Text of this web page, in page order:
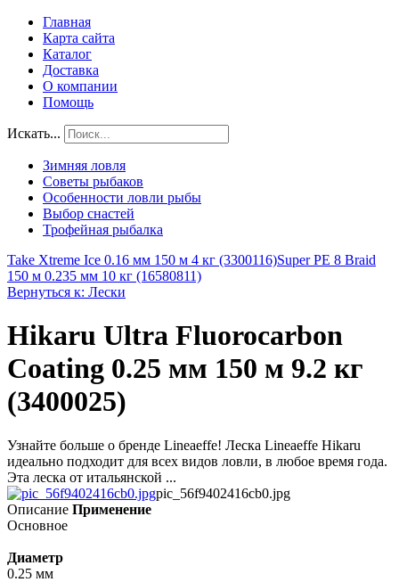
Главная
Карта сайта
Каталог
Доставка
О компании
Помощь
Искать...
Зимняя ловля
Советы рыбаков
Особенности ловли рыбы
Выбор снастей
Трофейная рыбалка
Take Xtreme Ice 0.16 мм 150 м 4 кг (3300116)Super PE 8 Braid
150 м 0.235 мм 10 кг (16580811)
Вернуться к: Лески
Hikaru Ultra Fluorocarbon
Coating 0.25 мм 150 м 9.2 кг
(3400025)
Узнайте больше о бренде Lineaeffe! Леска Lineaeffe Hikaru
идеально подходит для всех видов ловли, в любое время года.
Эта леска от итальянской ...
pic_56f9402416cb0.jpg
Описание Применение
Основное
Диаметр
0.25 мм